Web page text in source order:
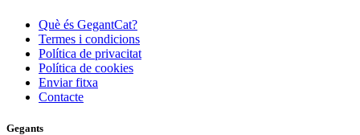
Què és GegantCat?
Termes i condicions
Política de privacitat
Política de cookies
Enviar fitxa
Contacte
Gegants